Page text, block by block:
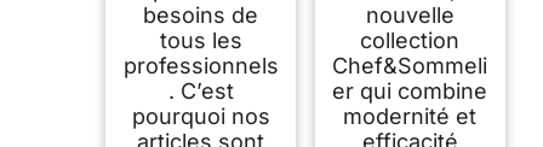
besoins de
tous les
professionnels
. C’est
pourquoi nos
articles sont
nouvelle
collection
Chef&Sommeli
er qui combine
modernité et
efficacité